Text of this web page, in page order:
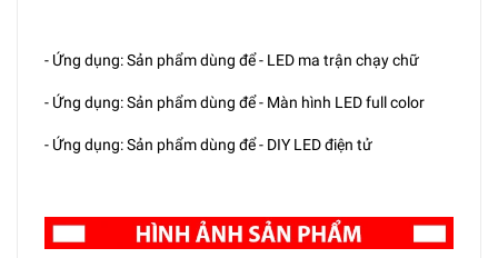
- Ứng dụng: Sản phẩm dùng để - LED ma trận chạy chữ
- Ứng dụng: Sản phẩm dùng để - Màn hình LED full color
- Ứng dụng: Sản phẩm dùng để - DIY LED điện tử